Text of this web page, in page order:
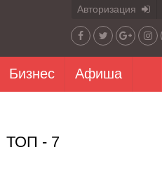
Авторизация
Бизнес Афиша
ТОП - 7